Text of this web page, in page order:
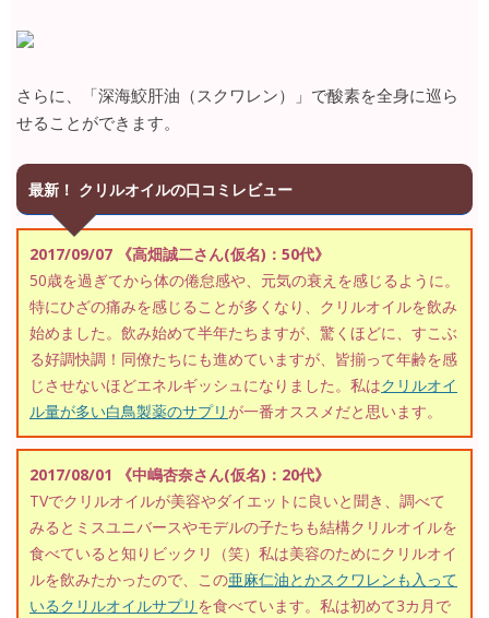
さらに、「深海鮫肝油（スクワレン）」で酸素を全身に巡ら
せることができます。
最新！ クリルオイルの口コミレビュー
2017/09/07 《高畑誠二さん(仮名)：50代》
50歳を過ぎてから体の倦怠感や、元気の衰えを感じるように。
特にひざの痛みを感じることが多くなり、クリルオイルを飲み
始めました。飲み始めて半年たちますが、驚くほどに、すこぶ
る好調快調！同僚たちにも進めていますが、皆揃って年齢を感
じさせないほどエネルギッシュになりました。私はクリルオイ
ル量が多い白鳥製薬のサプリが一番オススメだと思います。
2017/08/01 《中嶋杏奈さん(仮名)：20代》
TVでクリルオイルが美容やダイエットに良いと聞き、調べて
みるとミスユニバースやモデルの子たちも結構クリルオイルを
食べていると知りビックリ（笑）私は美容のためにクリルオイ
ルを飲みたかったので、この亜麻仁油とかスクワレンも入って
いるクリルオイルサプリ を食べています。私は初めて3カ月で